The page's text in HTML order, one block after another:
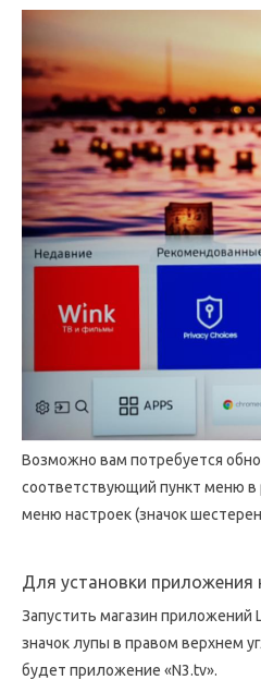
Возможно вам потребуется
соответствующий пункт меню
меню настроек (значок
Для установки приложения
Запустить магазин
значок лупы в правом верхнем
будет приложение «N3.tv».